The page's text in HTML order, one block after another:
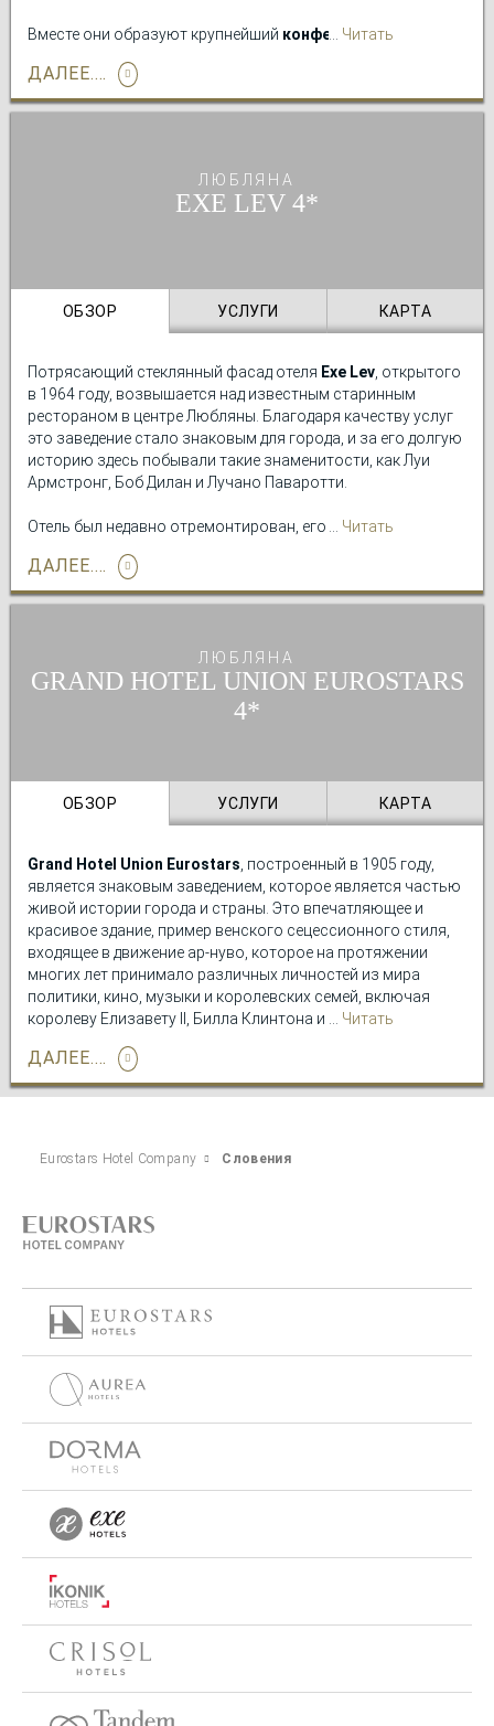
Вместе они образуют крупнейший конференц-центр при
гастрономический опыт
знаменитое Union Café. Также в распоряжении гостей
Читать
ДАЛЕЕ....
ЛЮБЛЯНА
EXE LEV
ОБЗОР УСЛУГИ КАРТА
Потрясающий стеклянный фасад отеля Exe Lev , открытого
в 1964 году, возвышается над известным старинным
рестораном в центре Любляны. Благодаря качеству услуг
это заведение стало знаковым для города, и за его долгую
историю здесь побывали такие знаменитости, как Луи
Армстронг, Боб Дилан и Лучано Паваротти.
Отель был недавно отремонтирован, его
современная
атмосферу
вневременной элегантности,
подчеркивающую безусловное уважение к его истории.
. В нашем уютном баре гостей ожидает богатый
выбор качественных вин, коньяков и коктейлей.
Читать
ДАЛЕЕ....
ЛЮБЛЯНА
GRAND HOTEL UNION EUROSTARS
ОБЗОР УСЛУГИ КАРТА
Grand Hotel Union Eurostars , построенный в 1905 году,
является знаковым заведением, которое является частью
живой истории города и страны. Это впечатляющее и
красивое здание, пример венского сецессионного стиля,
входящее в движение ар-нуво, которое на протяжении
многих лет принимало различных личностей из мира
политики, кино, музыки и королевских семей, включая
королеву Елизавету II, Билла Клинтона и Далай-ламу.
Этот отель предлагает своим гостям
удобства, оформленные с заботой и вниманием к
гастрономическое предложение
В дополнение к предложениям отеля имеется
конгресс-центром города.
Читать
ДАЛЕЕ....
Eurostars Hotel Company Словения